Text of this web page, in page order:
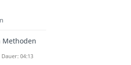
Methoden
Dauer: 04:13